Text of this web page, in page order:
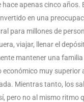
hace apenas cinco años.
en una
para millones de
viajar, llenar el
mantener una familia
económico muy superior
Mientras tanto, los
pero no al mismo ritmo